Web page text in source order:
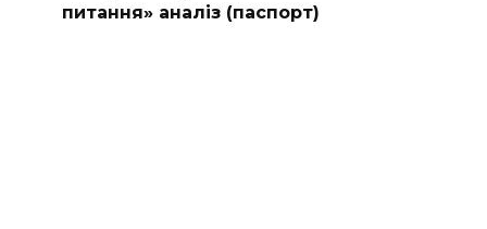
питання» аналіз (паспорт)